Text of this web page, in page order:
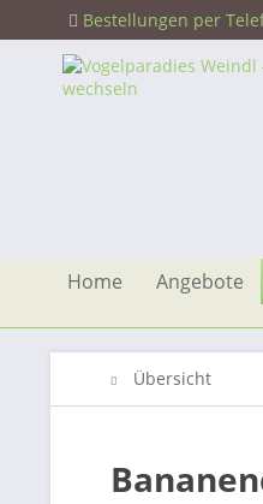
Bestellungen per
Home Angebote
Übersicht